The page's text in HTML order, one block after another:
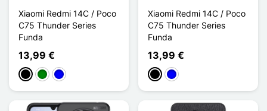
Xiaomi Redmi 14C / Poco
C75 Thunder Series
Funda
13,99 €
NegroVerdeAzul
Xiaomi Redmi 14C / Poco
C75 Thunder Series
Funda
13,99 €
NegroAzul